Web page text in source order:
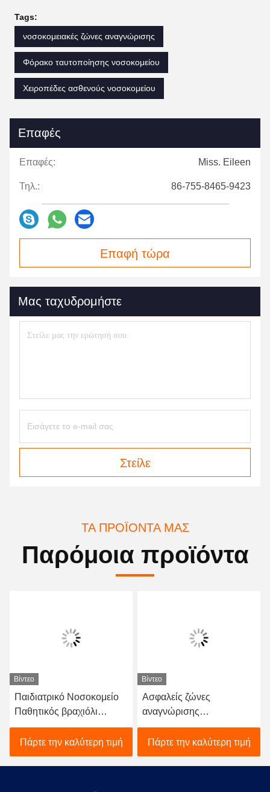
Tags:
νοσοκομειακές ζώνες αναγνώρισης
Φόρακο ταυτοποίησης νοσοκομείου
Χειροπέδες ασθενούς νοσοκομείου
Επαφές
Επαφές: Miss. Eileen
Τηλ.: 86-755-8465-9423
Επαφή τώρα
Μας ταχυδρομήστε
Στείλε
ΤΑ ΠΡΟΪΌΝΤΑ ΜΑΣ
Παρόμοια προϊόντα
Βίντεο
Παιδιατρικό Νοσοκομείο
Παθητικός βραχιόλι
ορθογώνιο βραχιόλι
ταυτοποίησης
Πάρτε την καλύτερη τιμή
Βίντεο
Ασφαλείς ζώνες
αναγνώρισης
νοσοκομείου UPC,
εκτυπώσιμη καρφίτσα
νοσοκομείου
Πάρτε την καλύτερη τιμή